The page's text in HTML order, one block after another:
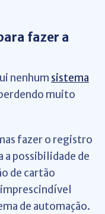
fazer a
nenhum sistema
muito
fazer o registro
a possibilidade de
de cartão
de automação.